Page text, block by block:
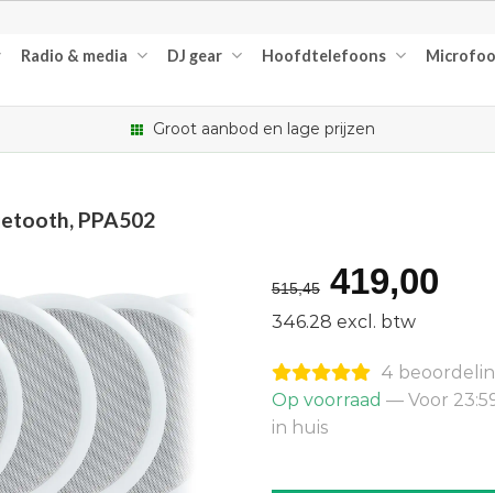
Radio & media DJ gear Hoofdtelefoons
Groot aanbod en lage prijzen
PPA502
515,45
prijs
was:
€515,45.
419,00
is:
346.28 excl. btw
4
Op voorraad — Voor
in huis